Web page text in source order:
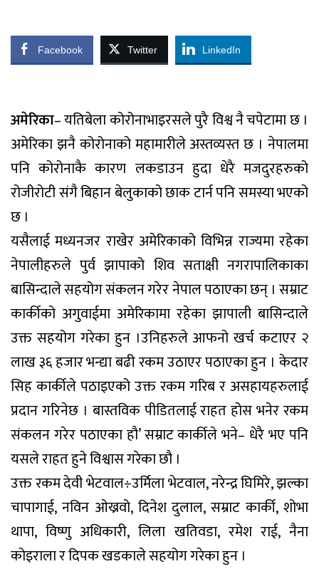
Facebook Twitter LinkedIn
अमेरिका– यतिबेला कोरोनाभाइरसले पुरै विश्व नै चपेटामा छ ।
अमेरिका झनै कोरोनाको महामारीले अस्तव्यस्त छ । नेपालमा
पनि कोरोनाकै कारण लकडाउन हुदा धेरै मजदुरहरुको
रोजीरोटी संगै बिहान बेलुकाको छाक टार्न पनि समस्या भएको
छ ।
यसैलाई मध्यनजर राखेर अमेरिकाको विभिन्न राज्यमा रहेका
नेपालीहरुले पुर्व झापाको शिव सताक्षी नगरापालिकाका
बासिन्दाले सहयोग संकलन गरेर नेपाल पठाएका छन् । सम्राट
कार्कीको अगुवाईमा अमेरिकामा रहेका झापाली बासिन्दाले
उक्त सहयोग गरेका हुन ।उनिहरुले आफनो खर्च कटाएर २
लाख ३६ हजार भन्द्या बढी रकम उठाएर पठाएका हुन । केदार
सिह कार्कीले पठाइएको उक्त रकम गरिब र असहायहरुलाई
प्रदान गरिनेछ । बास्तविक पीडितलाई राहत होस भनेर रकम
संकलन गरेर पठाएका हौ’ सम्राट कार्कीले भने– धेरै भए पनि
यसले राहत हुने विश्वास गरेका छौ ।
उक्त रकम देवी भेटवाल÷उर्मिला भेटवाल, नरेन्द्र घिमिरे, झल्का
चापागाई, नविन ओख्रवो, दिनेश दुलाल, सम्राट कार्की, शोभा
थापा, विष्णु अधिकारी, लिला खतिवडा, रमेश राई, नैना
कोइराला र दिपक खडकाले सहयोग गरेका हुन ।